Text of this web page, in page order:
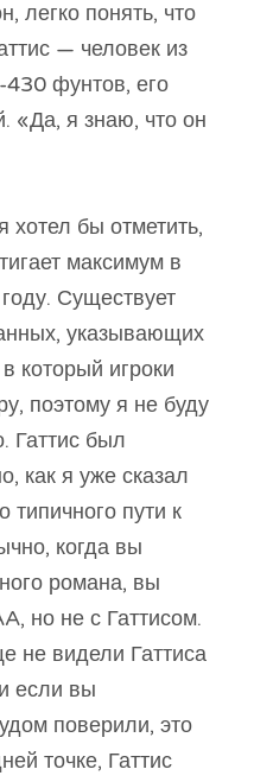
легко понять, что
— человек из
фунтов, его
«Да, я знаю, что он
хотел бы отметить,
максимум в
Существует
указывающих
который игроки
поэтому я не буду
Гаттис был
как я уже сказал
типичного пути к
когда вы
романа, вы
но не с Гаттисом.
не видели Гаттиса
если вы
поверили, это
точке, Гаттис